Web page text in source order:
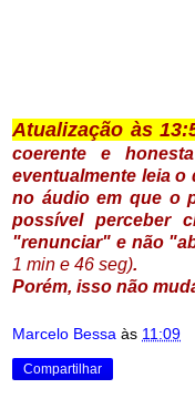
Atualização às
coerente e
eventualmente leia o
no áudio em que o
possível perceber
"renunciar" e não
1 min e 46 seg).
Porém, isso não
Marcelo Bessa às 11:09
Compartilhar